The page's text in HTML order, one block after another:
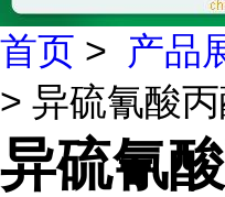
首页 > 产品
> 异硫氰酸
异硫氰